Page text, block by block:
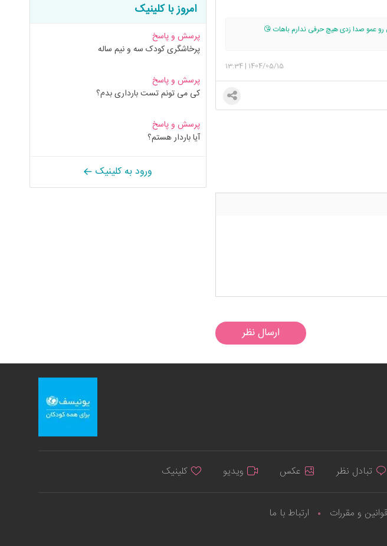
رو عمو صدا زدی هیچ حرفی ندارم باهات 😘
1404/05/15
|
13:34
ارسال نظر
امروز با کلینیک
پرسش و پاسخ
پرخاشگری کودک سه و نیم ساله
پرسش و پاسخ
کی می تونم تست بارداری بدم؟
پرسش و پاسخ
آیا باردار هستم؟
ورود به کلینیک
تبادل نظر عکس ویدیو کلینیک
قوانین و مقررات ارتباط با ما